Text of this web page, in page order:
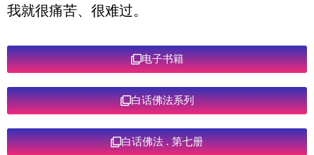
我就很痛苦、很难过。
电子书籍
白话佛法系列
白话佛法 . 第七册